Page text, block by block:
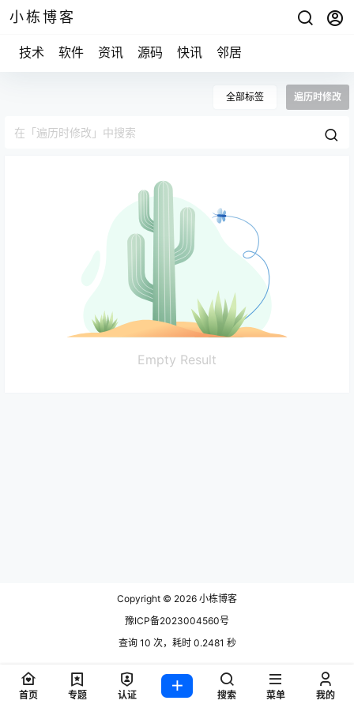
小栋博客
技术 软件 资讯 源码 快讯 邻居
全部标签 遍历时修改
Empty Result
Copyright © 2026 小栋博客
豫ICP备2023004560号
查询 10 次，耗时 0.2481 秒
首页 专题 认证 搜索 菜单 我的